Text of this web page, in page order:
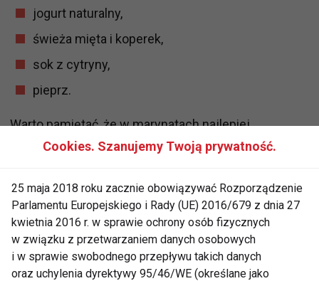
jogurt naturalny,
świeża mięta i koperek,
sok z cytryny,
pieprz.
Warto pamiętać, że w marynatach najlepiej
ograniczyć sól – jej rolę z powodzeniem przejmą
Warzywa z grilla – nie tylko dodatek
Coraz więcej osób traktuje warzywa nie jako
obowiązkowy, ale mało znaczący dodatek, lecz jako
pełnoprawne danie z grilla. I słusznie – grillowana
Cookies. Szanujemy Twoją prywatność.
25 maja 2018 roku zacznie obowiązywać Rozporządzenie
Parlamentu Europejskiego i Rady (UE) 2016/679 z dnia 27
kwietnia 2016 r. w sprawie ochrony osób fizycznych
w związku z przetwarzaniem danych osobowych
i w sprawie swobodnego przepływu takich danych
oraz uchylenia dyrektywy 95/46/WE (określane jako